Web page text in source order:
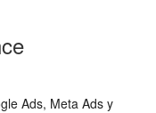
Ads, Meta Ads y